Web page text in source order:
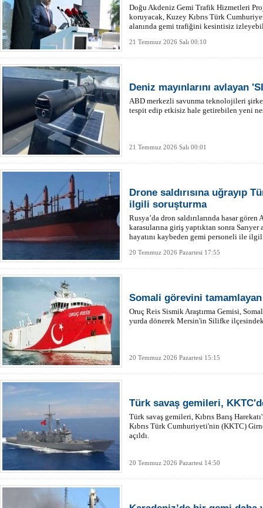
Doğu Akdeniz Gemi Trafik Hizmetleri
koruyacak, Kuzey Kıbrıs Türk
alanında gemi trafiğini kesintisiz
21 Temmuz 2026 Salı 00:10
Deniz mayınlarını avlayan
ABD merkezli savunma teknolojileri
tespit edip etkisiz hale getirebilen yeni
21 Temmuz 2026 Salı 00:01
Drone saldırısına uğrayıp
ilgili soruşturma
Rusya’da dron saldırılarında hasar
karasularına giriş yaptıktan sonra Sarıyer
hayatını kaybeden gemi personeli ile
20 Temmuz 2026 Pazartesi 17:55
Somali görevini
Oruç Reis Sismik Araştırma Gemisi,
yurda dönerek Mersin'in Silifke
20 Temmuz 2026 Pazartesi 15:15
Türk savaş gemileri,
Türk savaş gemileri, Kıbrıs Barış
Kıbrıs Türk Cumhuriyeti'nin (KKTC)
açıldı.
20 Temmuz 2026 Pazartesi 14:50